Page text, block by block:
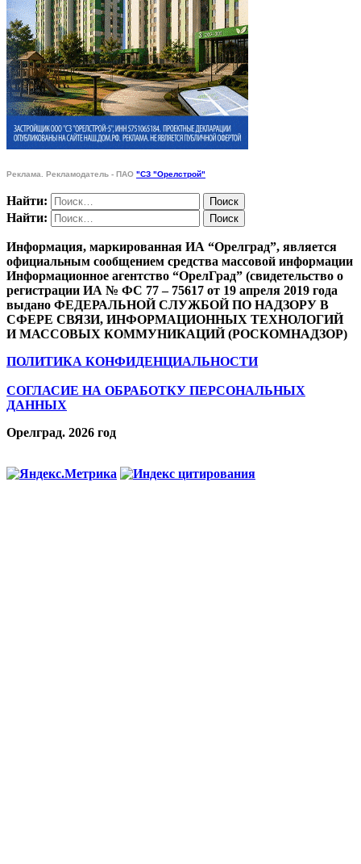
Реклама. Рекламодатель - ПАО "СЗ "Орелстрой"
Найти:
Найти:
Информация, маркированная ИА “Орелград”, является
официальным сообщением средства массовой информации
Информационное агентство “ОрелГрад” (свидетельство о
регистрации ИА № ФС 77 – 75617 от 19 апреля 2019 года
выдано ФЕДЕРАЛЬНОЙ СЛУЖБОЙ ПО НАДЗОРУ В
СФЕРЕ СВЯЗИ, ИНФОРМАЦИОННЫХ ТЕХНОЛОГИЙ
И МАССОВЫХ КОММУНИКАЦИЙ (РОСКОМНАДЗОР)
ПОЛИТИКА КОНФИДЕНЦИАЛЬНОСТИ
СОГЛАСИЕ НА ОБРАБОТКУ ПЕРСОНАЛЬНЫХ
ДАННЫХ
Орелград. 2026 год